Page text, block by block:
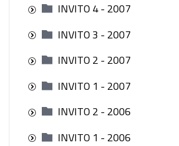
INVITO 4 - 2007
INVITO 3 - 2007
INVITO 2 - 2007
INVITO 1 - 2007
INVITO 2 - 2006
INVITO 1 - 2006